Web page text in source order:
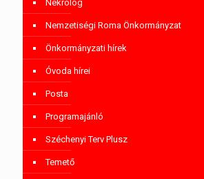
Nekrológ
Nemzetiségi Roma Önkormányzat
Önkormányzati hírek
Óvoda hírei
Posta
Programajánló
Széchenyi Terv Plusz
Temető